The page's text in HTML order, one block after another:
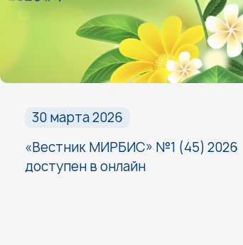
30 марта 2026
«Вестник МИРБИС» №1 (45) 2026
доступен в онлайн